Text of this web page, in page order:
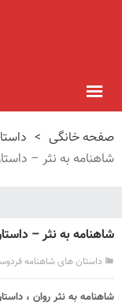
صفحه خانگی >
شاهنامه به نثر –
شاهنامه به نثر –
داستان های شاهنامه
شاهنامه به نثر روان ،